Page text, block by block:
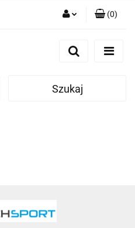
Zaloguj się
(0)
Szukaj